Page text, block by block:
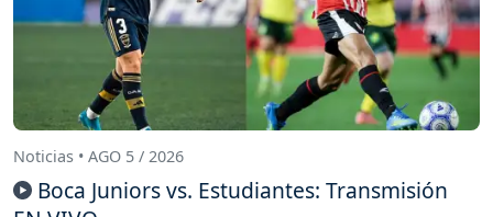
Noticias • AGO 5 / 2026
Boca Juniors vs. Estudiantes: Transmisión